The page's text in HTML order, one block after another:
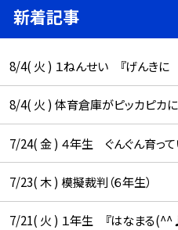
新着記事
8/4( 火 ) １ねんせい 『げんきに
8/4( 火 ) 体育倉庫がピッカピカに
7/24( 金 ) ４年生 ぐんぐん育っ
7/23( 木 ) 模擬裁判（６年生）
7/21( 火 ) １年生 『はなまる